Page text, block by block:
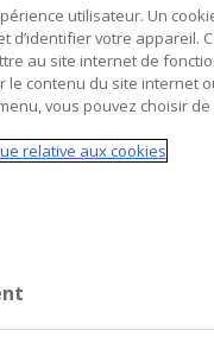
-
utilisateur. Un
d’identifier votre appareil.
au site internet de
le contenu du site internet
vous pouvez choisir de
relative aux cookies